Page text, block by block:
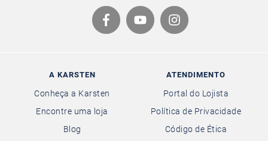
A KARSTEN
Conheça a Karsten
Encontre uma loja
Blog
ATENDIMENTO
Portal do Lojista
Política de Privacidade
Código de Ética